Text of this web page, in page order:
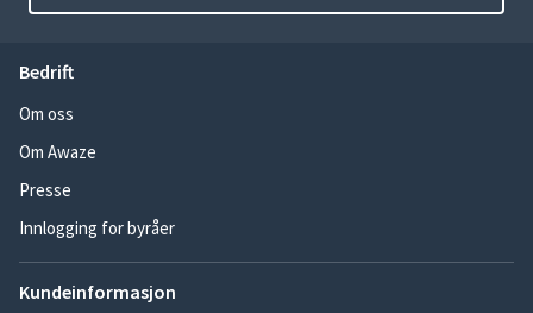
Bedrift
Om oss
Om Awaze
Presse
Innlogging for byråer
Kundeinformasjon